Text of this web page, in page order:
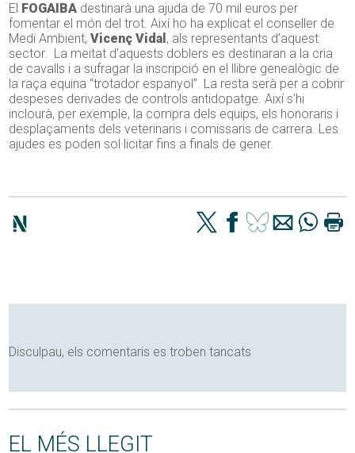
El FOGAIBA destinarà una ajuda de 70 mil euros per
fomentar el món del trot. Així ho ha explicat el conseller de
Medi Ambient,Vicenç Vidal , als representants d’aquest
sector. La meitat d’aquests doblers es destinaran a la cria
de cavalls i a sufragar la inscripció en el llibre genealògic de
la raça equina “trotador espanyol”. La resta serà per a cobrir
despeses derivades de controls antidopatge. Així s’hi
inclourà, per exemple, la compra dels equips, els honoraris i
desplaçaments dels veterinaris i comissaris de carrera. Les
ajudes es poden sol·licitar fins a finals de gener.
Disculpau, els comentaris es troben tancats
EL MÉS LLEGIT